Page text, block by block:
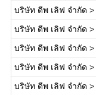
บริษัท ดีพ เลิฟ จำกัด >
บริษัท ดีพ เลิฟ จำกัด >
บริษัท ดีพ เลิฟ จำกัด >
บริษัท ดีพ เลิฟ จำกัด >
บริษัท ดีพ เลิฟ จำกัด >